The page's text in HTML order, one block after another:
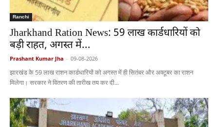
Ranchi
Jharkhand Ration News: 59 लाख कार्डधारियों को
बड़ी राहत, अगस्त में...
Prashant Kumar Jha - 09-08-2026
झारखंड के 59 लाख राशन कार्डधारियों को अगस्त में ही सितंबर और अक्टूबर का राशन
मिलेगा। सरकार ने वितरण की तारीख तय कर दी...